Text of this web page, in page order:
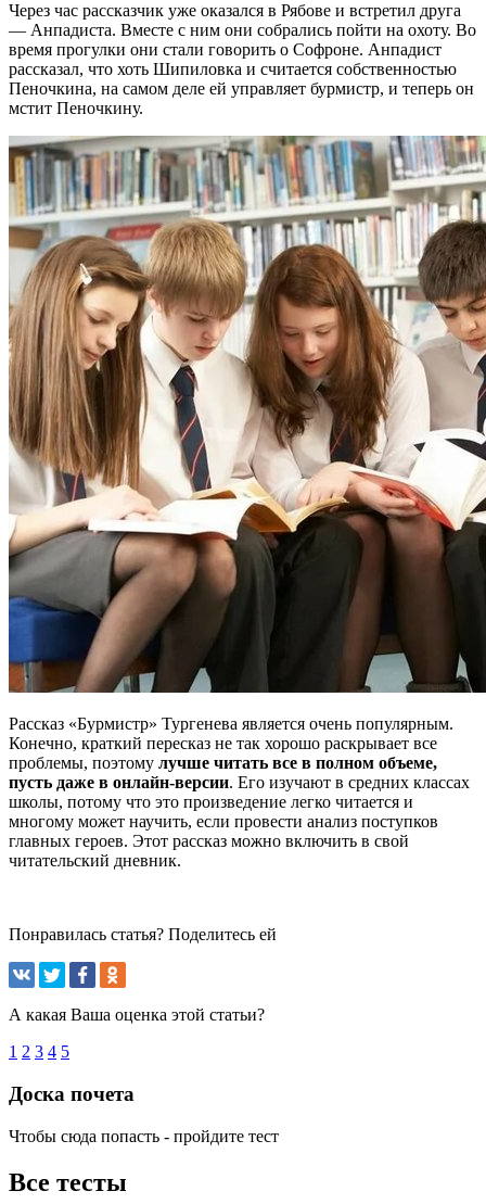
Через час рассказчик уже оказался в Рябове и встретил друга
— Анпадиста. Вместе с ним они собрались пойти на охоту. Во
время прогулки они стали говорить о Софроне. Анпадист
рассказал, что хоть Шипиловка и считается собственностью
Пеночкина, на самом деле ей управляет бурмистр, и теперь он
мстит Пеночкину.
Рассказ «Бурмистр» Тургенева является очень популярным.
Конечно, краткий пересказ не так хорошо раскрывает все
проблемы, поэтому лучше читать все в полном объеме,
пусть даже в онлайн-версии. Его изучают в средних классах
школы, потому что это произведение легко читается и
многому может научить, если провести анализ поступков
главных героев. Этот рассказ можно включить в свой
читательский дневник.
Понравилась статья? Поделитесь ей
А какая Ваша оценка этой статьи?
1 2 3 4 5
Доска почета
Чтобы сюда попасть - пройдите тест
Все тесты